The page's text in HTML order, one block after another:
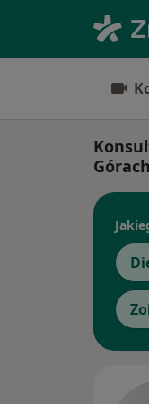
Górach